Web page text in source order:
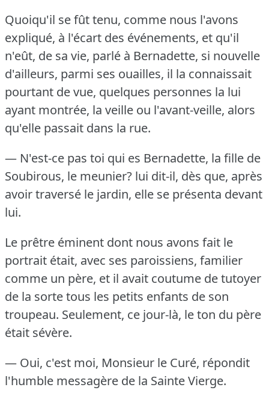
Quoiqu'il se fût tenu, comme nous l'avons
expliqué, à l'écart des événements, et qu'il
n'eût, de sa vie, parlé à Bernadette, si nouvelle
d'ailleurs, parmi ses ouailles, il la connaissait
pourtant de vue, quelques personnes la lui
ayant montrée, la veille ou l'avant-veille, alors
qu'elle passait dans la rue.
— N'est-ce pas toi qui es Bernadette, la fille de
Soubirous, le meunier? lui dit-il, dès que, après
avoir traversé le jardin, elle se présenta devant
lui.
Le prêtre éminent dont nous avons fait le
portrait était, avec ses paroissiens, familier
comme un père, et il avait coutume de tutoyer
de la sorte tous les petits enfants de son
troupeau. Seulement, ce jour-là, le ton du père
était sévère.
— Oui, c'est moi, Monsieur le Curé, répondit
l'humble messagère de la Sainte Vierge.